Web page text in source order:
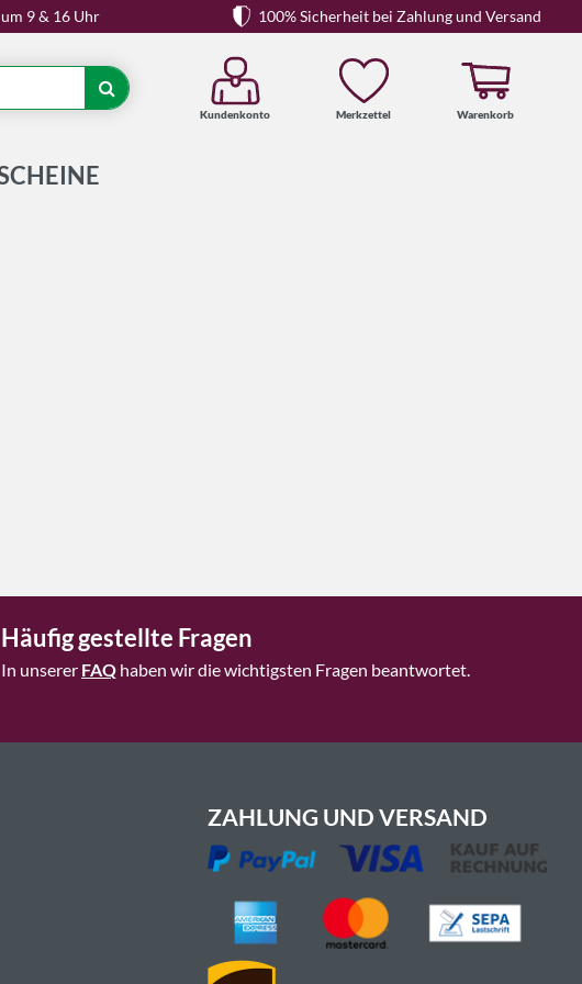
9 & 16 Uhr 100% Sicherheit bei Zahlung und Versand
Kundenkonto Merkzettel Warenkorb
Häufig gestellte Fragen
In unserer FAQ haben wir die wichtigsten Fragen beantwortet.
ZAHLUNG UND VERSAND